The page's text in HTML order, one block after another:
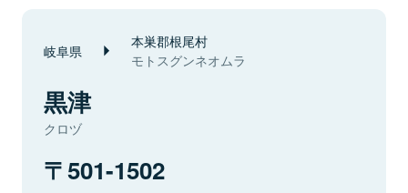
岐阜県 本巣郡根尾村
モトスグンネオムラ
黒津
クロヅ
501-1502